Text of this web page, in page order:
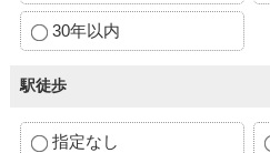
30年以内
駅徒歩
指定なし